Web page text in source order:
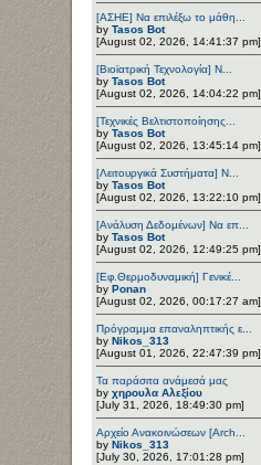
[ΑΣΗΕ] Να επιλέξω το μάθη...
by Tasos Bot
[August 02, 2026, 14:41:37 pm]
[Βιοϊατρική Τεχνολογία] Ν...
by Tasos Bot
[August 02, 2026, 14:04:22 pm]
[Τεχνικές Βελτιστοποίησης...
by Tasos Bot
[August 02, 2026, 13:45:14 pm]
[Λειτουργικά Συστήματα] Ν...
by Tasos Bot
[August 02, 2026, 13:22:10 pm]
[Ανάλυση Δεδομένων] Να επ...
by Tasos Bot
[August 02, 2026, 12:49:25 pm]
[Εφ.Θερμοδυναμική] Γενικέ...
by Ponan
[August 02, 2026, 00:17:27 am]
Πρόγραμμα επαναληπτικής ε...
by Nikos_313
[August 01, 2026, 22:47:39 pm]
Τα παράσιτα ανάμεσά μας
by χηρουλα Αλεξίου
[July 31, 2026, 18:49:30 pm]
Αρχείο Ανακοινώσεων [Arch...
by Nikos_313
[July 30, 2026, 17:01:28 pm]